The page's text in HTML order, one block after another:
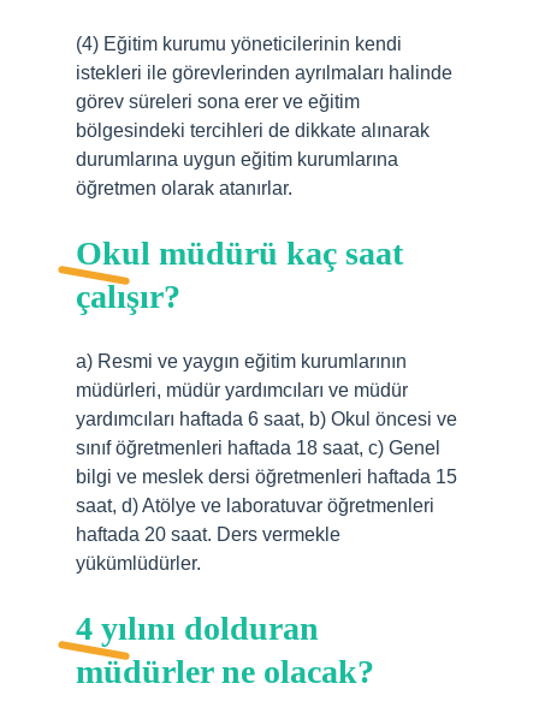
(4) Eğitim kurumu yöneticilerinin kendi
istekleri ile görevlerinden ayrılmaları halinde
görev süreleri sona erer ve eğitim
bölgesindeki tercihleri ​​de dikkate alınarak
durumlarına uygun eğitim kurumlarına
öğretmen olarak atanırlar.
Okul müdürü kaç saat
çalışır?
a) Resmi ve yaygın eğitim kurumlarının
müdürleri, müdür yardımcıları ve müdür
yardımcıları haftada 6 saat, b) Okul öncesi ve
sınıf öğretmenleri haftada 18 saat, c) Genel
bilgi ve meslek dersi öğretmenleri haftada 15
saat, d) Atölye ve laboratuvar öğretmenleri
haftada 20 saat. Ders vermekle
yükümlüdürler.
4 yılını dolduran
müdürler ne olacak?